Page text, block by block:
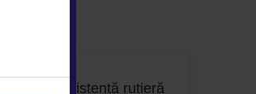
Service și asistență rutieră